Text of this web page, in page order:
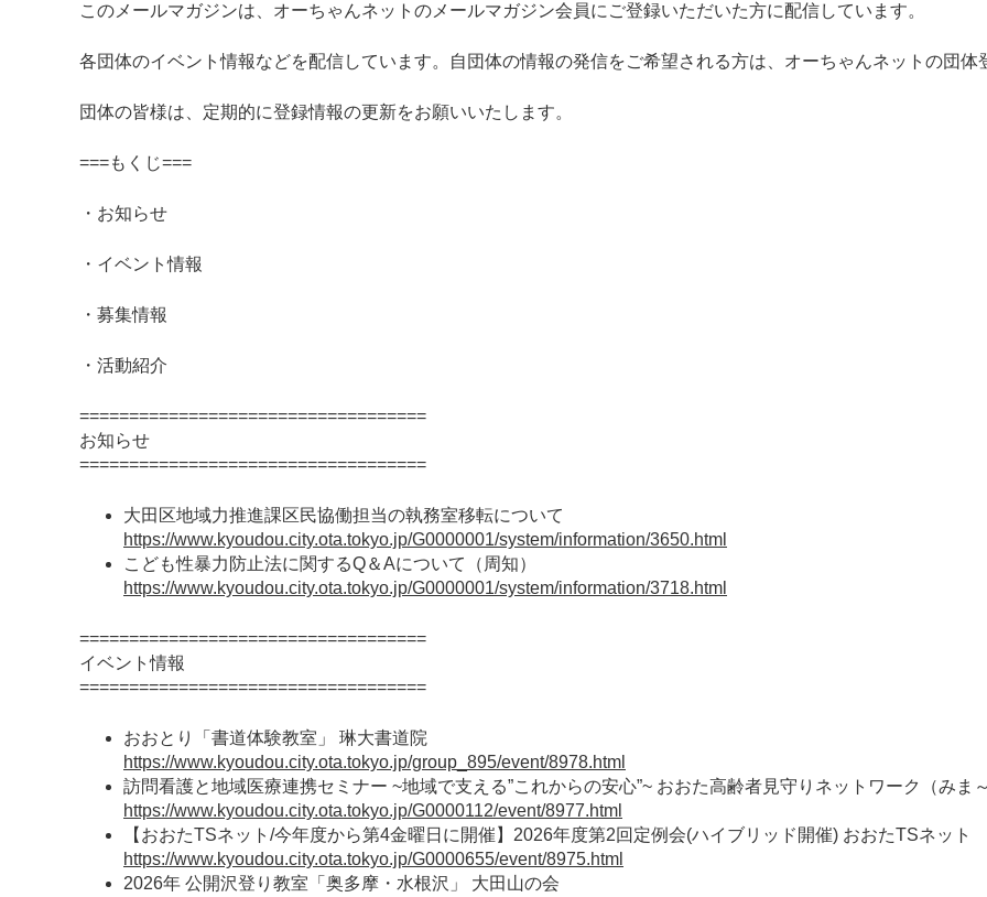
このメールマガジンは、オーちゃんネットのメールマガジン会員にご登録いただいた方に配信しています。
各団体のイベント情報などを配信しています。自団体の情報の発信をご希望される方は、オーちゃんネットの団体
団体の皆様は、定期的に登録情報の更新をお願いいたします。
===もくじ===
・お知らせ
・イベント情報
・募集情報
・活動紹介
===================================
お知らせ
===================================
大田区地域力推進課区民協働担当の執務室移転について
https://www.kyoudou.city.ota.tokyo.jp/G0000001/system/information/3650.html
こども性暴力防止法に関するQ＆Aについて（周知）
https://www.kyoudou.city.ota.tokyo.jp/G0000001/system/information/3718.html
===================================
イベント情報
===================================
おおとり「書道体験教室」 琳大書道院
https://www.kyoudou.city.ota.tokyo.jp/group_895/event/8978.html
訪問看護と地域医療連携セミナー ~地域で支える”これからの安心”~ おおた高齢者見守りネットワーク（みま～
https://www.kyoudou.city.ota.tokyo.jp/G0000112/event/8977.html
【おおたTSネット/今年度から第4金曜日に開催】2026年度第2回定例会(ハイブリッド開催) おおたTSネット
https://www.kyoudou.city.ota.tokyo.jp/G0000655/event/8975.html
2026年 公開沢登り教室「奥多摩・水根沢」 大田山の会